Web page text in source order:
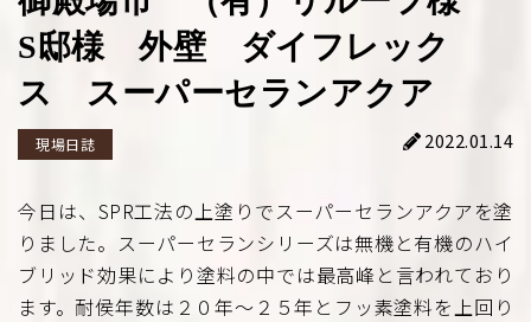
S邸様 外壁 ダイフレック
ス スーパーセランアクア
現場日誌 2022.01.14
今日は、SPR工法の上塗りでスーパーセランアクアを塗
りました。スーパーセランシリーズは無機と有機のハイ
ブリッド効果により塗料の中では最高峰と言われており
ます。耐侯年数は２０年～２５年とフッ素塗料を上回り